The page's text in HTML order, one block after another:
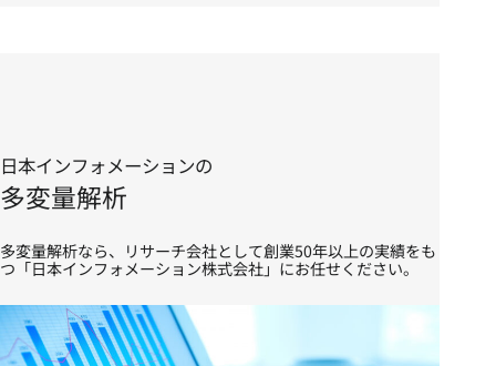
日本インフォメーションの
多変量解析
多変量解析なら、リサーチ会社として創業50年以上の実績をも
つ「日本インフォメーション株式会社」にお任せください。